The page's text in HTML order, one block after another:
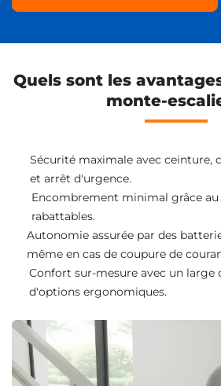
Quels sont les
monte-
Sécurité maximale avec ceinture,
et arrêt d'urgence.
Encombrement minimal grâce au
rabattables.
Autonomie assurée par des
même en cas de coupure de
Confort sur-mesure avec un large
d'options ergonomiques.